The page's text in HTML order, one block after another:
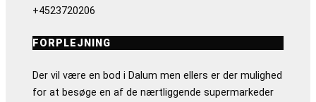
+4523720206
FORPLEJNING
Der vil være en bod i Dalum men ellers er der mulighed
for at besøge en af de nærtliggende supermarkeder